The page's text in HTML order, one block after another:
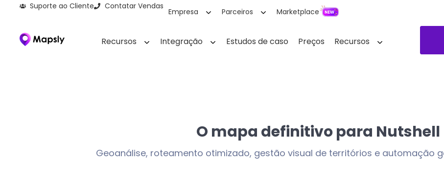
Suporte ao Cliente Contatar Vendas
Empresa Parceiros Marketplace
Recursos Integração Estudos de caso Preços Recursos
O mapa definitivo para Nutshell
Geoanálise, roteamento otimizado, gestão visual de territórios e automação